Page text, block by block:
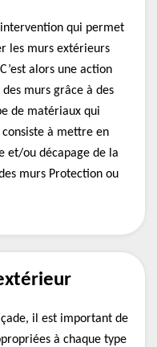
qui permet
les murs extérieurs
alors une action
murs grâce à des
de matériaux qui
à mettre en
et/ou décapage de la
murs Protection ou
il est important de
à chaque type